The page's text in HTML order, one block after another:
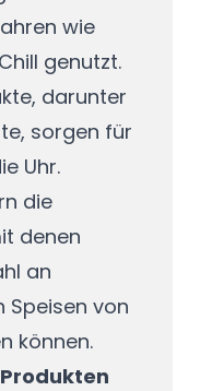
wie
genutzt.
darunter
sorgen für
Uhr.
die
denen
an
Speisen von
können.